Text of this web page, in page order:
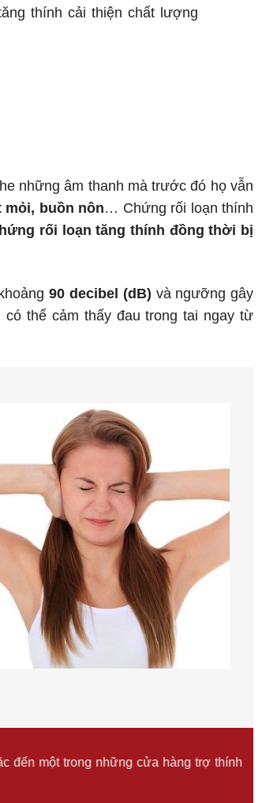
thính cải thiện chất lượng
những âm thanh mà trước đó họ vẫn
mỏi, buồn nôn… Chứng rối loạn thính
rối loạn tăng thính đồng thời bị
90 decibel (dB) và ngưỡng gây
có thể cảm thấy đau trong tai ngay từ
đến một trong những cửa hàng trợ thính